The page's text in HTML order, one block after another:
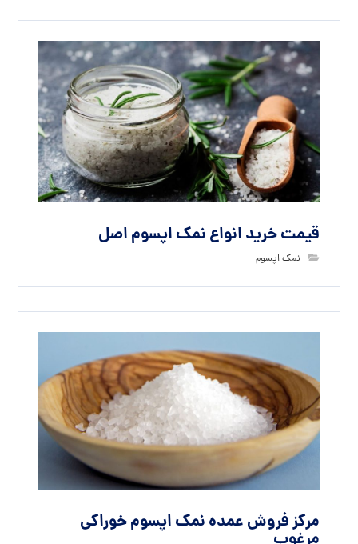
قیمت خرید انواع نمک اپسوم اصل
نمک اپسوم
مرکز فروش عمده نمک اپسوم خوراکی